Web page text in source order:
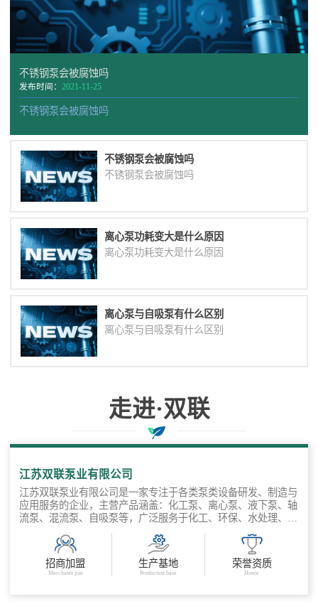
不锈钢泵会被腐蚀吗
发布时间： 2021-11-25
不锈钢泵会被腐蚀吗
不锈钢泵会被腐蚀吗
不锈钢泵会被腐蚀吗
离心泵功耗变大是什么原因
离心泵功耗变大是什么原因
离心泵与自吸泵有什么区别
离心泵与自吸泵有什么区别
走进·双联
与您协作共赢
江苏双联泵业有限公司
江苏双联泵业有限公司是一家专注于各类泵类设备研发、制造与
应用服务的企业，主营产品涵盖：化工泵、离心泵、液下泵、轴
流泵、混流泵、自吸泵等，广泛服务于化工、环保、水处理、电
以品质为基础”，聚焦客户输送需求，提供标准产品 + 非标定制
+ 工程选型支持的全流程服务，打造从泵体设计到系统集成的多
场景流体输送解决方案。 公司产品可定制泵体材质（不锈钢、
便，工程选型支持，3D图纸/选型表提供，快速交货，售后保
招商加盟
Merchants join
生产基地
Production base
荣誉资质
Honor